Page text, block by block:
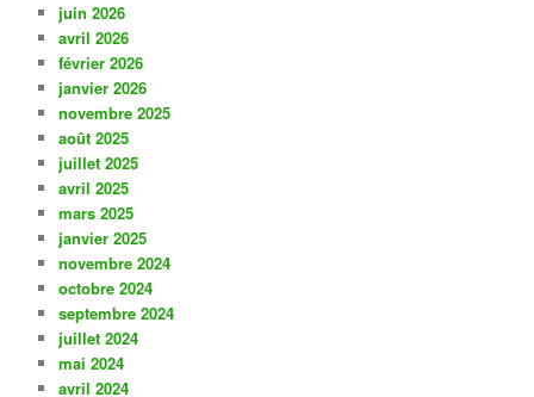
juin 2026
avril 2026
février 2026
janvier 2026
novembre 2025
août 2025
juillet 2025
avril 2025
mars 2025
janvier 2025
novembre 2024
octobre 2024
septembre 2024
juillet 2024
mai 2024
avril 2024